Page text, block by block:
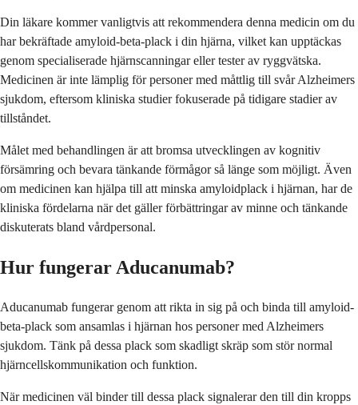
Din läkare kommer vanligtvis att rekommendera denna medicin om du
har bekräftade amyloid-beta-plack i din hjärna, vilket kan upptäckas
genom specialiserade hjärnscanningar eller tester av ryggvätska.
Medicinen är inte lämplig för personer med måttlig till svår Alzheimers
sjukdom, eftersom kliniska studier fokuserade på tidigare stadier av
tillståndet.
Målet med behandlingen är att bromsa utvecklingen av kognitiv
försämring och bevara tänkande förmågor så länge som möjligt. Även
om medicinen kan hjälpa till att minska amyloidplack i hjärnan, har de
kliniska fördelarna när det gäller förbättringar av minne och tänkande
diskuterats bland vårdpersonal.
Hur fungerar Aducanumab?
Aducanumab fungerar genom att rikta in sig på och binda till amyloid-
beta-plack som ansamlas i hjärnan hos personer med Alzheimers
sjukdom. Tänk på dessa plack som skadligt skräp som stör normal
hjärncellskommunikation och funktion.
När medicinen väl binder till dessa plack signalerar den till din kropps